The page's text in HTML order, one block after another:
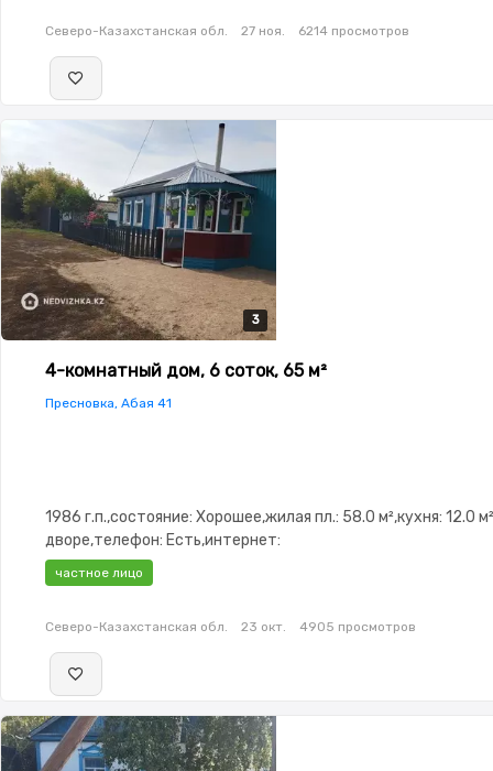
Северо-Казахстанская обл. 27 ноя. 6214 просмотров
3
3
3
4-комнатный дом, 6 соток, 65 м²
Пресновка, Абая 41
1986 г.п.,состояние: Хорошее,жилая пл.: 58.0 м²,кухня: 12.0
дворе,телефон: Есть,интернет:
Проводной,Навес,Баня,Гараж,Сад,Веранда,Хозпостройки
частное лицо
Северо-Казахстанская обл. 23 окт. 4905 просмотров